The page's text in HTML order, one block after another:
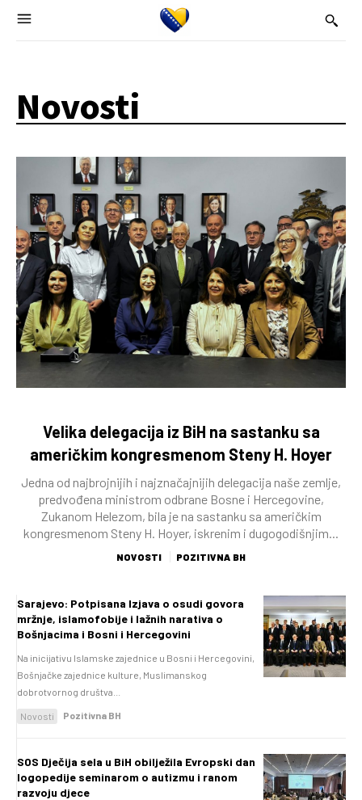
Novosti
Velika delegacija iz BiH na sastanku sa
američkim kongresmenom Steny H. Hoyer
Jedna od najbrojnijih i najznačajnijih delegacija naše zemlje,
predvođena ministrom odbrane Bosne i Hercegovine,
Zukanom Helezom, bila je na sastanku sa američkim
kongresmenom Steny H. Hoyer, iskrenim i dugogodišnjim...
NOVOSTI POZITIVNA BH
Sarajevo: Potpisana Izjava o osudi govora
mržnje, islamofobije i lažnih narativa o
Bošnjacima i Bosni i Hercegovini
Na inicijativu Islamske zajednice u Bosni i Hercegovini,
Bošnjačke zajednice kulture, Muslimanskog
dobrotvornog društva...
Novosti Pozitivna BH
SOS Dječija sela u BiH obilježila Evropski dan
logopedije seminarom o autizmu i ranom
razvoju djece